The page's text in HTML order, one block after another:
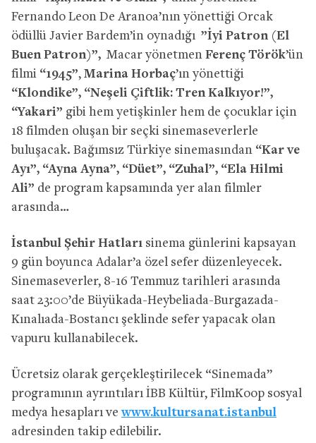
Fernando Leon De Aranoa’nın yönettiği Orcak
ödüllü Javier Bardem’in oynadığı ”İyi Patron (El
Buen Patron)”, Macar yönetmen Ferenç Török’ün
filmi “1945”, Marina Horbaç’ın yönettiği
“Klondike”, “Neşeli Çiftlik: Tren Kalkıyor!”,
“Yakari” gibi hem yetişkinler hem de çocuklar için
18 filmden oluşan bir seçki sinemaseverlerle
buluşacak. Bağımsız Türkiye sinemasından “Kar ve
Ayı”, “Ayna Ayna”, “Düet”, “Zuhal”, “Ela Hilmi
Ali” de program kapsamında yer alan filmler
arasında…
İstanbul Şehir Hatları sinema günlerini kapsayan
9 gün boyunca Adalar’a özel sefer düzenleyecek.
Sinemaseverler, 8-16 Temmuz tarihleri arasında
saat 23:00’de Büyükada-Heybeliada-Burgazada-
Kınalıada-Bostancı şeklinde sefer yapacak olan
vapuru kullanabilecek.
Ücretsiz olarak gerçekleştirilecek “Sinemada”
programının ayrıntıları İBB Kültür, FilmKoop sosyal
medya hesapları vewww.kultursanat.istanbul
adresinden takip edilebilir.